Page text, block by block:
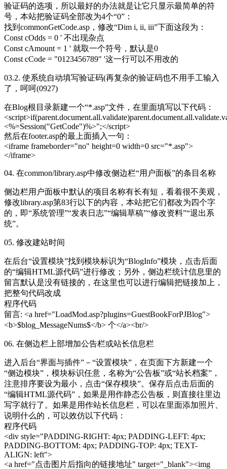
验证码的选项，所以最好的办法就是让它只显示最简单的符
号，本站把验证码全部改为4个“0”：
找到commonGetCode.asp，修改“Dim i, ii, iii”下面这段为：
Const cOdds = 0 ' 不出现杂点
Const cAmount = 1 ' 就取一个符号，默认是0
Const cCode = "0123456789" '这一行可以不用改的
03.2. 使系统自动填写验证码(再复杂的验证码也不用手工输入
了，呵呵(0927)
在Blog根目录新建一个“*.asp”文件，在里面填写以下代码：
<%=Session("GetCode")%>";</script>
然后在footer.asp的最上面插入一句：
<iframe frameborder="no" height=0 width=0 src="*.asp">
</iframe>
04. 在common/library.asp中修改侧边栏“用户面板”的条目名称
侧边栏用户面板中默认的项目名称有长有短，看着很不美观 ，
修改library.asp第83行以下的内容，本站把它们都改为四个字
的，即“系统管理”“发表 日志”“编辑草稿”“修改资料”“退出系
统”。
05. 修改建站时间
在后台“设置模块”找到 模块标识为“BlogInfo”模块 ，点击后面
的“编辑HTML源代码”进行修改；另外，侧边栏统计信息里的
留言默认是没有链接的，在这里也可以进行编辑把链接加上，
把整句代码改成
程序代码
留言: <a href="LoadMod.asp?plugins=GuestBookForPJBlog">
<b>$blog_MessageNums$</b> 个</a><br/>
06. 在侧边栏上部增加公告栏或站长信息栏
进入后台“界面与插件”－“设置模块”，在页面下方新建一个
“侧边模块”，模块标识任意，名称为“公告板”或“站长档案”，
注意排序要设为最小，点击“保存模块”。保存后点击后面的
“编辑HTML源代码”，如果是用作静态公告板，则直接往里边
写字就行了。如果是用作站长信息栏，可以在里面添加照片、
说明什么的，可以效仿以下代码：
程序代码
<div style="PADDING-RIGHT: 4px; PADDING-LEFT: 4px;
PADDING-BOTTOM: 4px; PADDING-TOP: 4px; TEXT-
ALIGN: left">
<a href="点击图片后指向的链接地址" target="_blank"><img